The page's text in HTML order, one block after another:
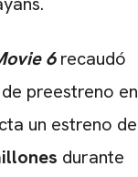
6recaudó
preestreno en
un estreno de
durante